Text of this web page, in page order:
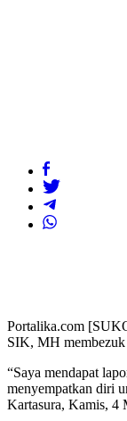
Portalika.com
SIK, MH membezuk
“Saya mendapat
menyempatkan diri
Kartasura, Kamis, 4